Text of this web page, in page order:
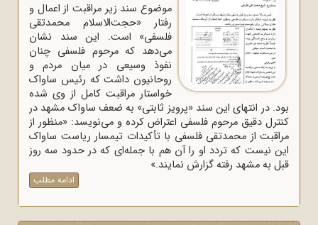
موضوع سند زیر مراقبت از اعمال و
رفتار «حجت‌الاسلام محمدتقی
فلسفی» است. این سند نشان
می‌دهد که مرحوم فلسفی چنان
نفوذ وسیعی در میان مردم و
روحانیون داشت که رئیس ساواک
خواستار مراقبت کامل از وی شده
بود. در انتهای این سند «پرویز ثابتی» به ضعف ساواک مشهد در
کنترل دقیق مرحوم فلسفی اعتراض کرده و می‌نویسد: «منظور از
مراقبت از محمدتقی فلسفی با تأکیدات تیمسار ریاست ساواک
این نیست که تردد او را آن هم با جمله‌ای که در حدود سه روز
قبل به مشهد رفته گزارش نمایند.»
ادامه مطلب